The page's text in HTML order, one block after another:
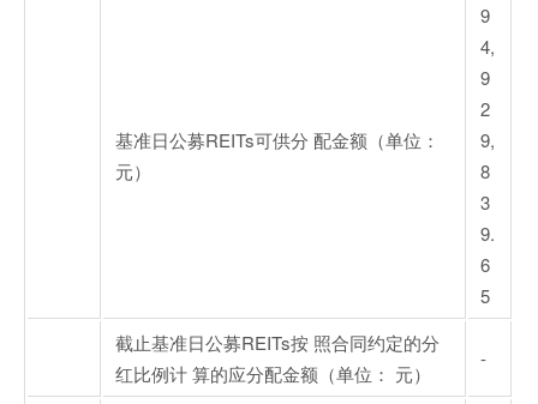
基准日公募REITs可供分 配金额（单位：
元）
9
4,
9
2
9,
8
3
9.
6
5
截止基准日公募REITs按 照合同约定的分
红比例计 算的应分配金额（单位： 元）
-